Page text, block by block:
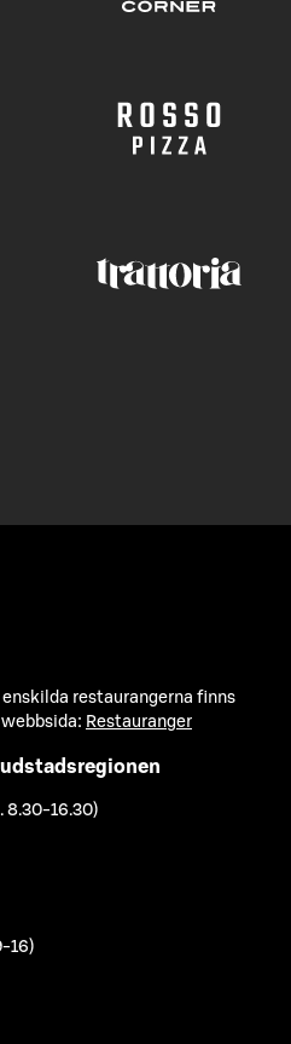
restaurangerna finns
Restauranger
8.30-16.30)
16)